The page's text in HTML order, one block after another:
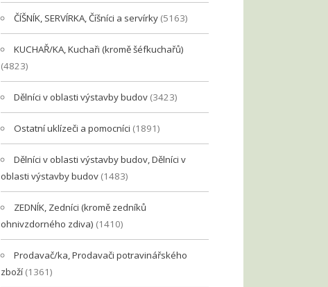
ČÍŠNÍK, SERVÍRKA, Číšníci a servírky (5163)
KUCHAŘ/KA, Kuchaři (kromě šéfkuchařů)
(4823)
Dělníci v oblasti výstavby budov (3423)
Ostatní uklízeči a pomocníci (1891)
Dělníci v oblasti výstavby budov, Dělníci v
oblasti výstavby budov (1483)
ZEDNÍK, Zedníci (kromě zedníků
ohnivzdorného zdiva) (1410)
Prodavač/ka, Prodavači potravinářského
zboží (1361)